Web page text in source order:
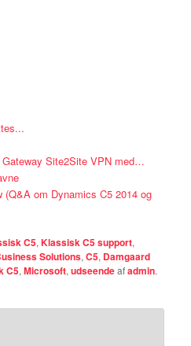
Site2Site VPN med…
(Q&A om Dynamics C5 2014 og
C5,Klassisk C5 support,
Solutions,C5, Damgaard
C5,Microsoft,udseendeafadmin.